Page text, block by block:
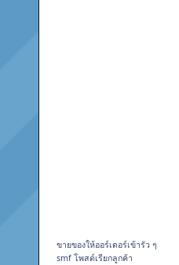
ขายของให้ออร์เดอร์เข้ารัว ๆ
smf โพสต์เรียกลูกค้า